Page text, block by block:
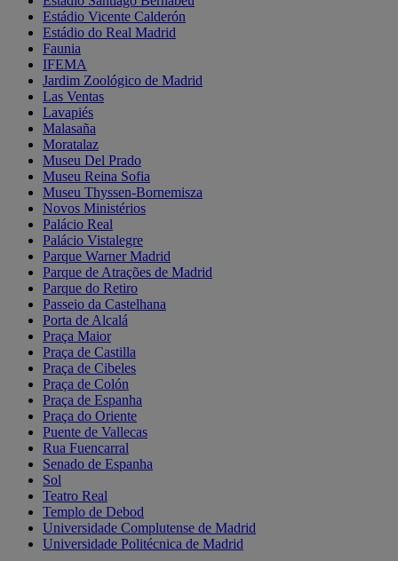
Estádio Vicente Calderón
Estádio do Real Madrid
Faunia
IFEMA
Jardim Zoológico de Madrid
Las Ventas
Lavapiés
Malasaña
Moratalaz
Museu Del Prado
Museu Reina Sofia
Museu Thyssen-Bornemisza
Novos Ministérios
Palácio Real
Palácio Vistalegre
Parque Warner Madrid
Parque de Atrações de Madrid
Parque do Retiro
Passeio da Castelhana
Porta de Alcalá
Praça Maior
Praça de Castilla
Praça de Cibeles
Praça de Colón
Praça de Espanha
Praça do Oriente
Puente de Vallecas
Rua Fuencarral
Senado de Espanha
Sol
Teatro Real
Templo de Debod
Universidade Complutense de Madrid
Universidade Politécnica de Madrid